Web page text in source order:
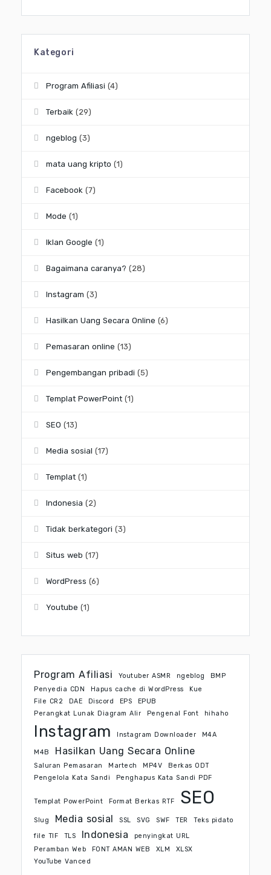
Kategori
Program Afiliasi (4)
Terbaik (29)
ngeblog (3)
mata uang kripto (1)
Facebook (7)
Mode (1)
Iklan Google (1)
Bagaimana caranya? (28)
Instagram (3)
Hasilkan Uang Secara Online (6)
Pemasaran online (13)
Pengembangan pribadi (5)
Templat PowerPoint (1)
SEO (13)
Media sosial (17)
Templat (1)
Indonesia (2)
Tidak berkategori (3)
Situs web (17)
WordPress (6)
Youtube (1)
Program Afiliasi Youtuber ASMR ngeblog
BMP
Penyedia CDN
Hapus cache di WordPress
Kue
File CR2
DAE Discord EPS
EPUB
Perangkat Lunak Diagram Alir
Pengenal Font hihaho
Instagram Instagram Downloader M4A
M4B Hasilkan Uang Secara Online
Saluran Pemasaran Martech MP4V
Berkas ODT
Pengelola Kata Sandi
Penghapus Kata Sandi PDF
Templat PowerPoint Format Berkas RTF SEO
Slug Media sosial SSL SVG SWF TER
Teks pidato
file TIF
TLS Indonesia
penyingkat URL
Peramban Web
FONT AMAN WEB XLM
XLSX
YouTube Vanced